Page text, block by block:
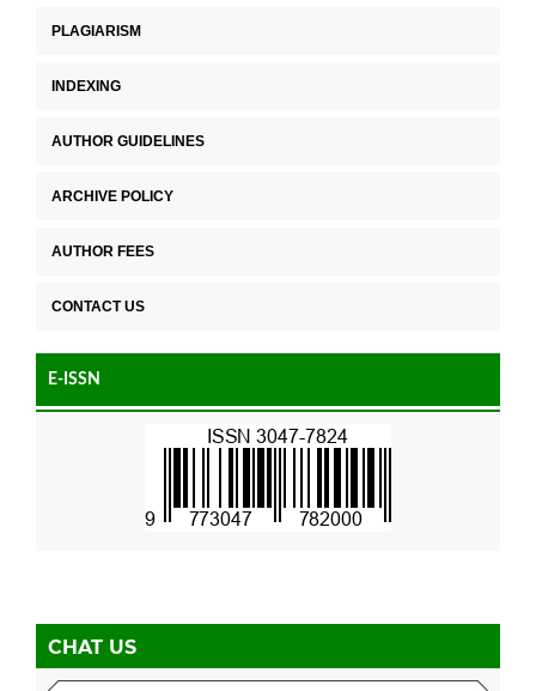
PLAGIARISM
INDEXING
AUTHOR GUIDELINES
ARCHIVE POLICY
AUTHOR FEES
CONTACT US
E-ISSN
CHAT US